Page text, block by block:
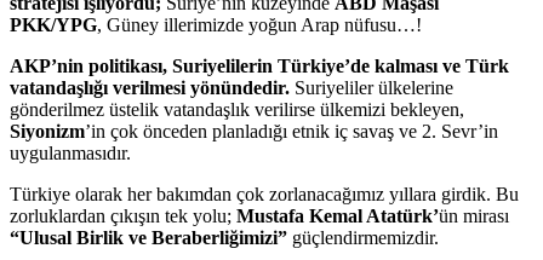
PKK/YPG, Güney illerimizde yoğun Arap nüfusu…!
AKP’nin politikası, Suriyelilerin Türkiye’de kalması ve Türk
vatandaşlığı verilmesi yönündedir. Suriyeliler ülkelerine
gönderilmez üstelik vatandaşlık verilirse ülkemizi bekleyen,
Siyonizm’in çok önceden planladığı etnik iç savaş ve 2. Sevr’in
uygulanmasıdır.
Türkiye olarak her bakımdan çok zorlanacağımız yıllara girdik. Bu
zorluklardan çıkışın tek yolu; Mustafa Kemal Atatürk’ün mirası
“Ulusal Birlik ve Beraberliğimizi” güçlendirmemizdir.